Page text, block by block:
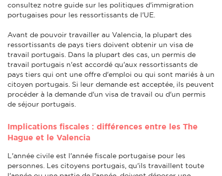
consultez notre guide sur les politiques d'immigration
portugaises pour les ressortissants de l'UE.
Avant de pouvoir travailler au Valencia, la plupart des
ressortissants de pays tiers doivent obtenir un visa de
travail portugais. Dans la plupart des cas, un permis de
travail portugais n'est accordé qu'aux ressortissants de
pays tiers qui ont une offre d'emploi ou qui sont mariés à un
citoyen portugais. Si leur demande est acceptée, ils peuvent
procéder à la demande d'un visa de travail ou d'un permis
de séjour portugais.
Implications fiscales : différences entre les The
Hague et le Valencia
L'année civile est l'année fiscale portugaise pour les
personnes. Les citoyens portugais, qu'ils travaillent toute